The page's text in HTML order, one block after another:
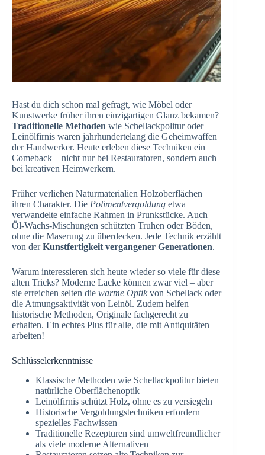
Hast du dich schon mal gefragt, wie Möbel oder
Kunstwerke früher ihren einzigartigen Glanz bekamen?
Traditionelle Methoden wie Schellackpolitur oder
Leinölfirnis waren jahrhundertelang die Geheimwaffen
der Handwerker. Heute erleben diese Techniken ein
Comeback – nicht nur bei Restauratoren, sondern auch
bei kreativen Heimwerkern.
Früher verliehen Naturmaterialien Holzoberflächen
ihren Charakter. Die Polimentvergoldung etwa
verwandelte einfache Rahmen in Prunkstücke. Auch
Öl-Wachs-Mischungen schützten Truhen oder Böden,
ohne die Maserung zu überdecken. Jede Technik erzählt
von derKunstfertigkeit vergangener Generationen.
Warum interessieren sich heute wieder so viele für diese
alten Tricks? Moderne Lacke können zwar viel – aber
sie erreichen selten die warme Optik von Schellack oder
die Atmungsaktivität von Leinöl. Zudem helfen
historische Methoden, Originale fachgerecht zu
erhalten. Ein echtes Plus für alle, die mit Antiquitäten
arbeiten!
Schlüsselerkenntnisse
Klassische Methoden wie Schellackpolitur bieten
natürliche Oberflächenoptik
Leinölfirnis schützt Holz, ohne es zu versiegeln
Historische Vergoldungstechniken erfordern
spezielles Fachwissen
Traditionelle Rezepturen sind umweltfreundlicher
als viele moderne Alternativen